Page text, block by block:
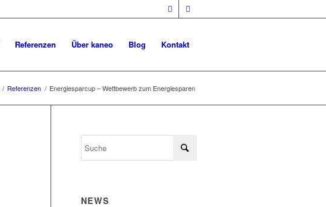
Referenzen Über kaneo Blog Kontakt
/ Referenzen / Energiesparcup – Wettbewerb zum Energiesparen
NEWS